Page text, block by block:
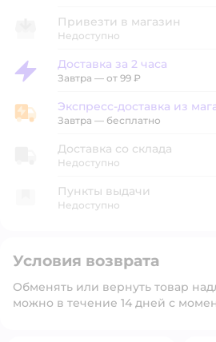
Привезти в магазин
Недоступно
Доставка за 2 часа
Доставка за 2 часа
Завтра — от 99 ₽
Экспресс-доставка из магазина
Экспресс-доставка из
Завтра — бесплатно
Доставка со склада
Недоступно
Пункты выдачи
Недоступно
Условия возврата
Обменять или вернуть товар
можно в течение 14 дней с